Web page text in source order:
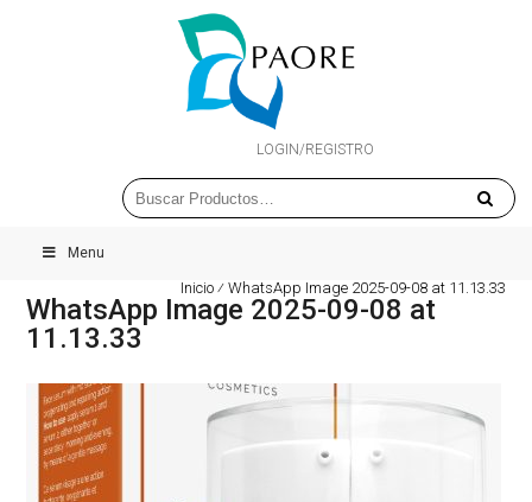
LOGIN/REGISTRO
Menu
Inicio ⁄WhatsApp Image 2025-09-08 at 11.13.33
WhatsApp Image 2025-09-08 at
11.13.33